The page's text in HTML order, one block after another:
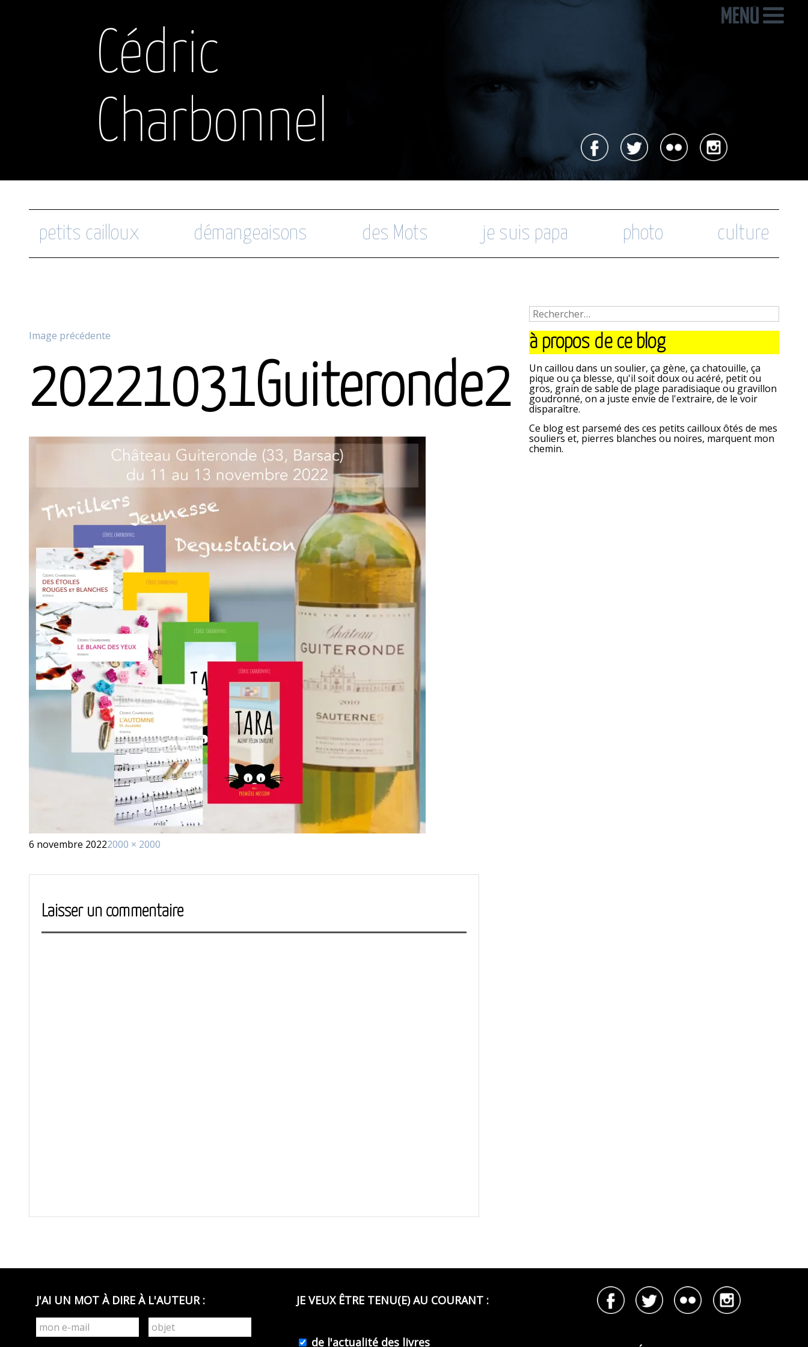
Cédric
Charbonnel
petits cailloux démangeaisons des Mots je suis papa photo culture
Image précédente
20221031Guiteronde2
Publié
6 novembre 2022Taille
2000 × 2000
Laisser un commentaire
à propos de ce blog
Un caillou dans un soulier, ça gène, ça chatouille, ça
pique ou ça blesse, qu'il soit doux ou acéré, petit ou
gros, grain de sable de plage paradisiaque ou gravillon
goudronné, on a juste envie de l'extraire, de le voir
disparaître.
Ce blog est parsemé des ces petits cailloux ôtés de mes
souliers et, pierres blanches ou noires, marquent mon
chemin.
J'AI UN MOT À DIRE À L'AUTEUR : JE VEUX ÊTRE TENU(E) AU COURANT :
de l'actualité des livres